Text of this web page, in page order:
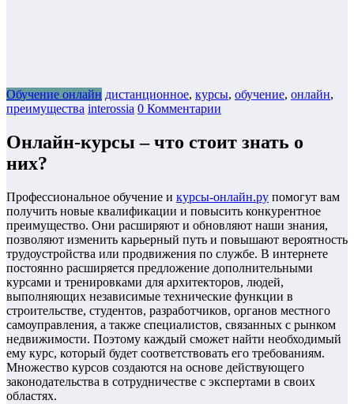
Обучение онлайн дистанционное, курсы, обучение, онлайн,
преимущества interossia 0 Комментарии
Онлайн-курсы – что стоит знать о
них?
Профессиональное обучение и курсы-онлайн.ру помогут вам
получить новые квалификации и повысить конкурентное
преимущество. Они расширяют и обновляют наши знания,
позволяют изменить карьерный путь и повышают вероятность
трудоустройства или продвижения по службе. В интернете
постоянно расширяется предложение дополнительными
курсами и тренировками для архитекторов, людей,
выполняющих независимые технические функции в
строительстве, студентов, разработчиков, органов местного
самоуправления, а также специалистов, связанных с рынком
недвижимости. Поэтому каждый сможет найти необходимый
ему курс, который будет соответствовать его требованиям.
Множество курсов создаются на основе действующего
законодательства в сотрудничестве с экспертами в своих
областях.